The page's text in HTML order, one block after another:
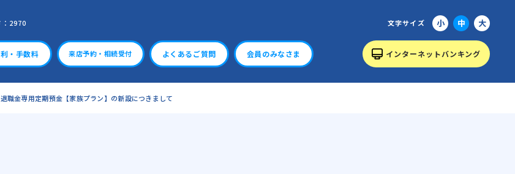
2970 文字サイズ 小 中 大
・手数料 来店予約・相続受付 よくあるご質問 会員のみなさま インターネットバンキング
退職金専用定期預金【家族プラン】の新設につきまして